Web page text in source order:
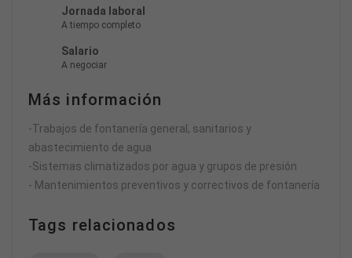
Jornada laboral
A tiempo completo
Salario
A negociar
Más información
-Trabajos de fontanería general, sanitarios y
abastecimiento de agua
-Sistemas climatizados por agua y grupos de presión
- Mantenimientos preventivos y correctivos de fontanería
Tags relacionados